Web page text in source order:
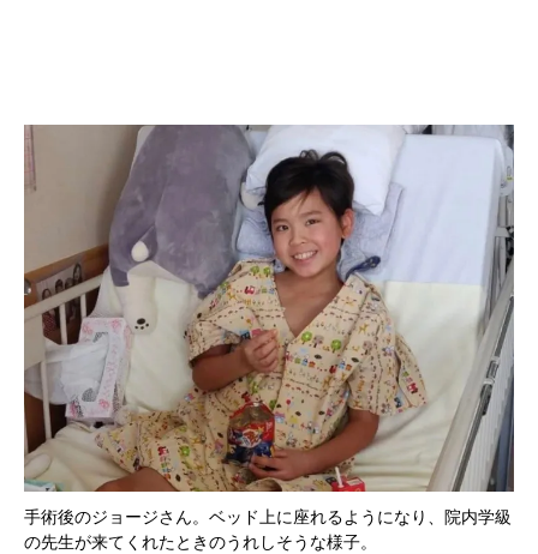
手術後のジョージさん。ベッド上に座れるようになり、院内学級
の先生が来てくれたときのうれしそうな様子。